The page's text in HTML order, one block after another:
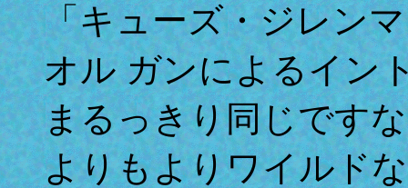
「キューズ・ジレン
オル ガンによるイン
まるっきり同じです
よりもよりワイルド